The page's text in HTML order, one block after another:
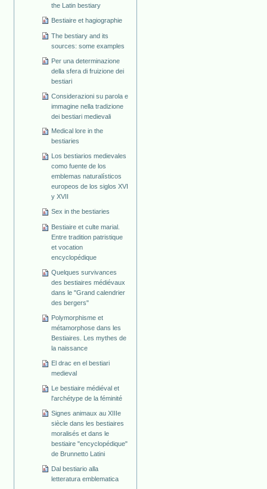
the Latin bestiary
Bestiaire et hagiographie
The bestiary and its
sources: some examples
Per una determinazione
della sfera di fruizione dei
bestiari
Considerazioni su parola e
immagine nella tradizione
dei bestiari medievali
Medical lore in the
bestiaries
Los bestiarios medievales
como fuente de los
emblemas naturalísticos
europeos de los siglos XVI
y XVII
Sex in the bestiaries
Bestiaire et culte marial.
Entre tradition patristique
et vocation
encyclopédique
Quelques survivances
des bestiaires médiévaux
dans le "Grand calendrier
des bergers"
Polymorphisme et
métamorphose dans les
Bestiaires. Les mythes de
la naissance
El drac en el bestiari
medieval
Le bestiaire médiéval et
l'archétype de la féminité
Signes animaux au XIIIe
siècle dans les bestiaires
moralisés et dans le
bestiaire "encyclopédique"
de Brunnetto Latini
Dal bestiario alla
letteratura emblematica